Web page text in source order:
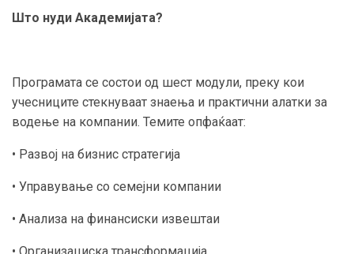
Што нуди Академијата?
Програмата се состои од шест модули, преку кои
учесниците стекнуваат знаења и практични алатки за
водење на компании. Темите опфаќаат:
• Развој на бизнис стратегија
• Управување со семејни компании
• Анализа на финансиски извештаи